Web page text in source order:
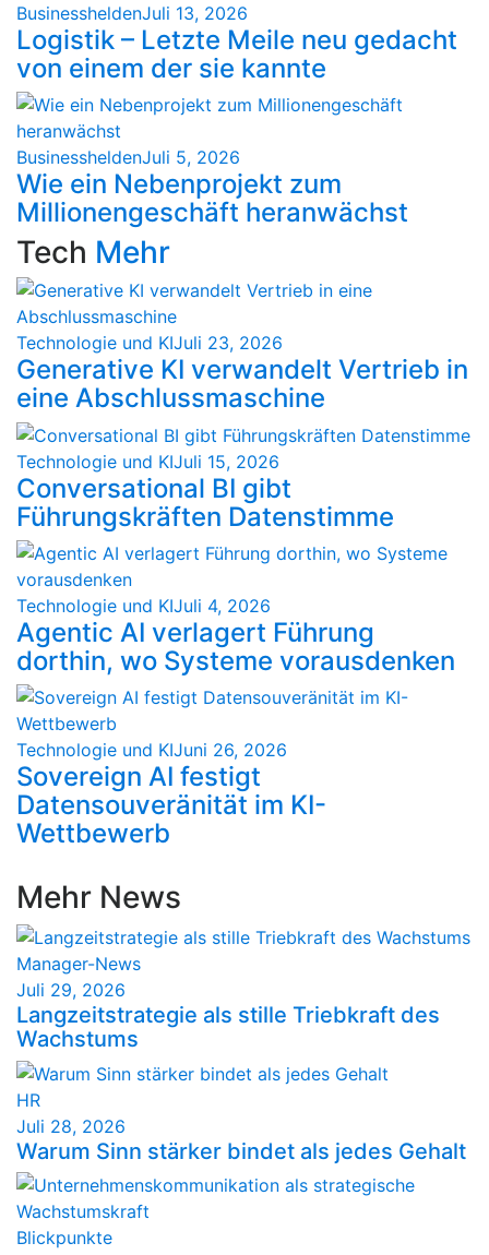
BusinessheldenJuli 13, 2026
Logistik – Letzte Meile neu gedacht
von einem der sie kannte
BusinessheldenJuli 5, 2026
Wie ein Nebenprojekt zum
Millionengeschäft heranwächst
Tech Mehr
Technologie und KIJuli 23, 2026
Generative KI verwandelt Vertrieb in
eine Abschlussmaschine
Technologie und KIJuli 15, 2026
Conversational BI gibt
Führungskräften Datenstimme
Technologie und KIJuli 4, 2026
Agentic AI verlagert Führung
dorthin, wo Systeme vorausdenken
Technologie und KIJuni 26, 2026
Sovereign AI festigt
Datensouveränität im KI-
Wettbewerb
Mehr News
Manager-News
Juli 29, 2026
Langzeitstrategie als stille Triebkraft des
Wachstums
HR
Juli 28, 2026
Warum Sinn stärker bindet als jedes Gehalt
Blickpunkte